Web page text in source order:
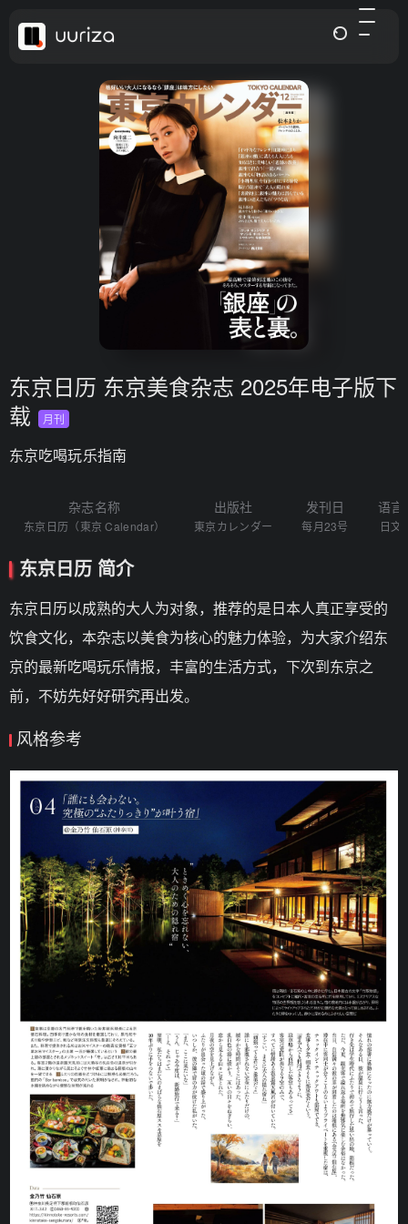
东京日历 东京美食杂志 2025年电子版下
载
月刊
东京吃喝玩乐指南
杂志名称
东京日历（東京 Calendar）
出版社
東京カレンダー
发刊日
每月23号
语言
日文
东京日历 简介
东京日历以成熟的大人为对象，推荐的是日本人真正享受的
饮食文化，本杂志以美食为核心的魅力体验，为大家介绍东
京的最新吃喝玩乐情报，丰富的生活方式，下次到东京之
前，不妨先好好研究再出发。
风格参考